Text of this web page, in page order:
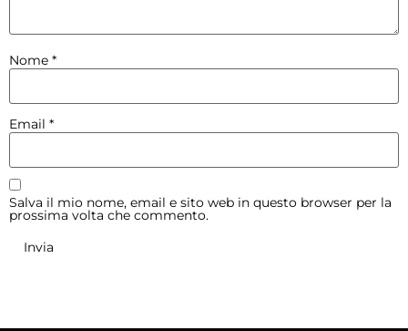
Nome *
Email *
Salva il mio nome, email e sito web in questo browser per la
prossima volta che commento.